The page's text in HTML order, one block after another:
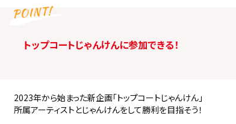
トップコートじゃんけんに参加できる！
2023年から始まった新企画「トップコートじゃんけん」
所属アーティストとじゃんけんをして勝利を目指そう！